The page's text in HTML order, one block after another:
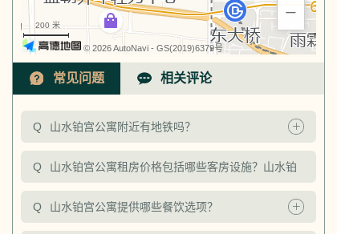
−
200 米
© 2026 AutoNavi - GS(2019)6379号
常见问题 相关评论
Q 山水铂宫公寓附近有地铁吗？
Q 山水铂宫公寓租房价格包括哪些客房设施？山水铂
宫公寓价格包含哪些费用？
Q 山水铂宫公寓提供哪些餐饮选项？